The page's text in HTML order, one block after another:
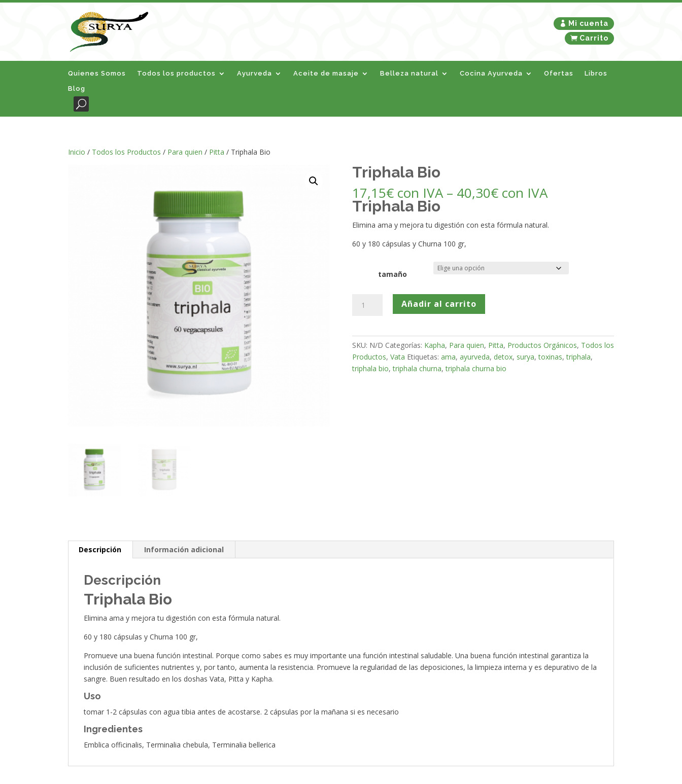
Mi cuenta
Carrito
Quienes Somos Todos los productos Ayurveda Aceite de masaje Belleza natural Cocina Ayurveda Ofertas
Libros
Blog
Inicio / Todos los Productos / Para quien / Pitta / Triphala Bio
Triphala Bio
17,15€ con IVA– 40,30€ con IVA
Triphala Bio
Elimina ama y mejora tu digestión con esta fórmula natural.
60 y 180 cápsulas y Churna 100 gr,
tamaño
Añadir al carrito
SKU: N/D Categorías: Kapha, Para quien, Pitta, Productos Orgánicos, Todos los
Productos, Vata Etiquetas: ama, ayurveda, detox, surya,toxinas,triphala,
triphala bio,triphala churna,triphala churna bio
Descripción Información adicional
Descripción
Triphala Bio
Elimina ama y mejora tu digestión con esta fórmula natural.
60 y 180 cápsulas y Churna 100 gr,
Promueve una buena función intestinal. Porque como sabes es muy importante una función intestinal saludable. Una buena función intestinal garantiza la
inclusión de suficientes nutrientes y, por tanto, aumenta la resistencia. Promueve la regularidad de las deposiciones, la limpieza interna y es depurativo de la
sangre. Buen resultado en los doshas Vata, Pitta y Kapha.
Uso
tomar 1-2 cápsulas con agua tibia antes de acostarse. 2 cápsulas por la mañana si es necesario
Ingredientes
Emblica officinalis, Terminalia chebula, Terminalia bellerica